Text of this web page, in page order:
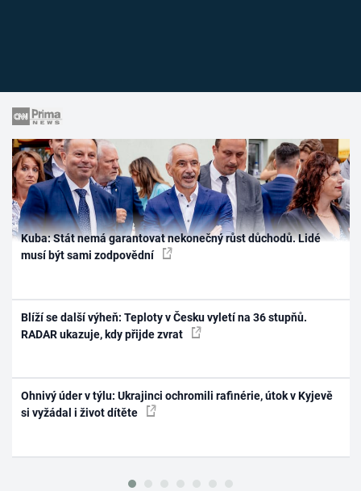
Kuba: Stát nemá garantovat nekonečný růst důchodů. Lidé
musí být sami zodpovědní
Blíží se další výheň: Teploty v Česku vyletí na 36 stupňů.
RADAR ukazuje, kdy přijde zvrat
Ohnivý úder v týlu: Ukrajinci ochromili rafinérie, útok v Kyjevě
si vyžádal i život dítěte